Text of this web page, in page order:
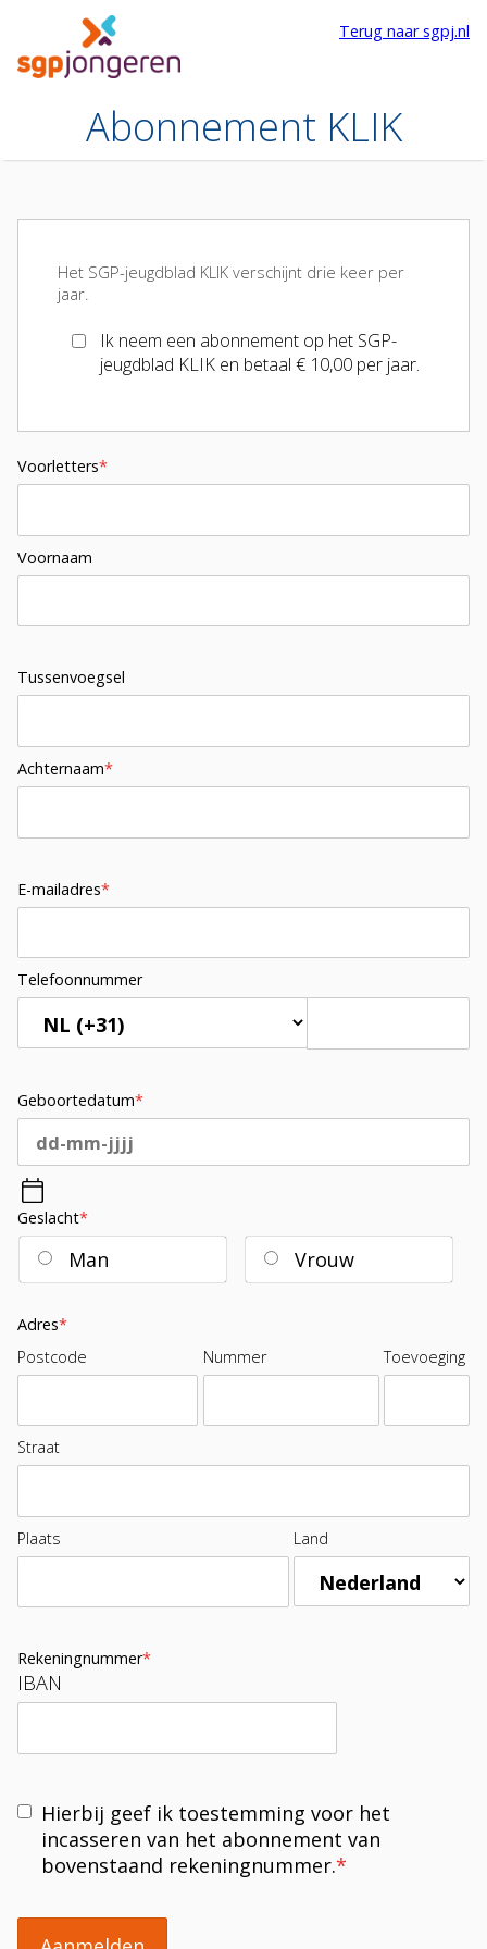
Terug naar sgpj.nl
Abonnement KLIK
Het SGP-jeugdblad KLIK verschijnt drie keer per
jaar.
Ik neem een abonnement op het SGP-
jeugdblad KLIK en betaal € 10,00 per jaar.
Voorletters*
Voornaam
Tussenvoegsel
Achternaam*
E-mailadres*
Telefoonnummer
Geboortedatum*
Geslacht*
Man Vrouw
Adres*
Postcode
Nummer Toevoeging
Straat
Plaats Land
Rekeningnummer*
IBAN
Hierbij geef ik toestemming voor het
incasseren van het abonnement van
bovenstaand rekeningnummer.*